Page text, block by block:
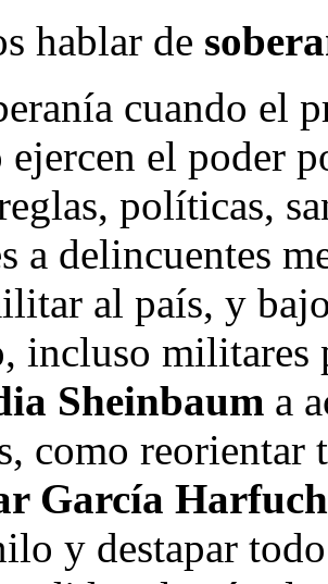
hablar de
cuando el
ejercen el poder
políticas,
a delincuentes
al país, y
incluso militares
Sheinbaum a
como reorientar
García Harfuch
y destapar